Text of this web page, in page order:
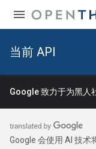
当前 API
Google 致力于为黑人
Google 会使用 AI 技术